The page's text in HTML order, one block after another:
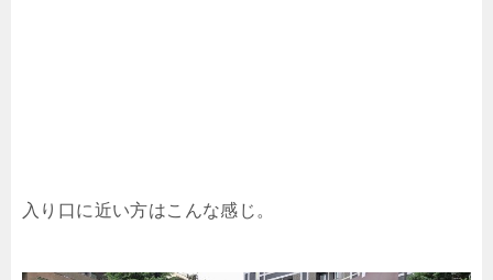
入り口に近い方はこんな感じ。